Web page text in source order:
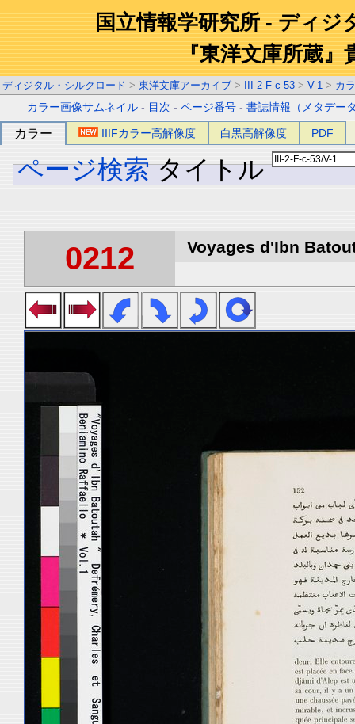
国立情報学研究所 - ディジ
『東洋文庫所蔵』
ディジタル・シルクロード > 東洋文庫アーカイブ > III-2-F-c-53 > V-1 > カ
カラー画像サムネイル - 目次 -ページ番号 -書誌情報（メタデー
カラー IIIFカラー高解像度 白黒高解像度 PDF
ページ検索 タイトル
0212 Voyages d'Ibn